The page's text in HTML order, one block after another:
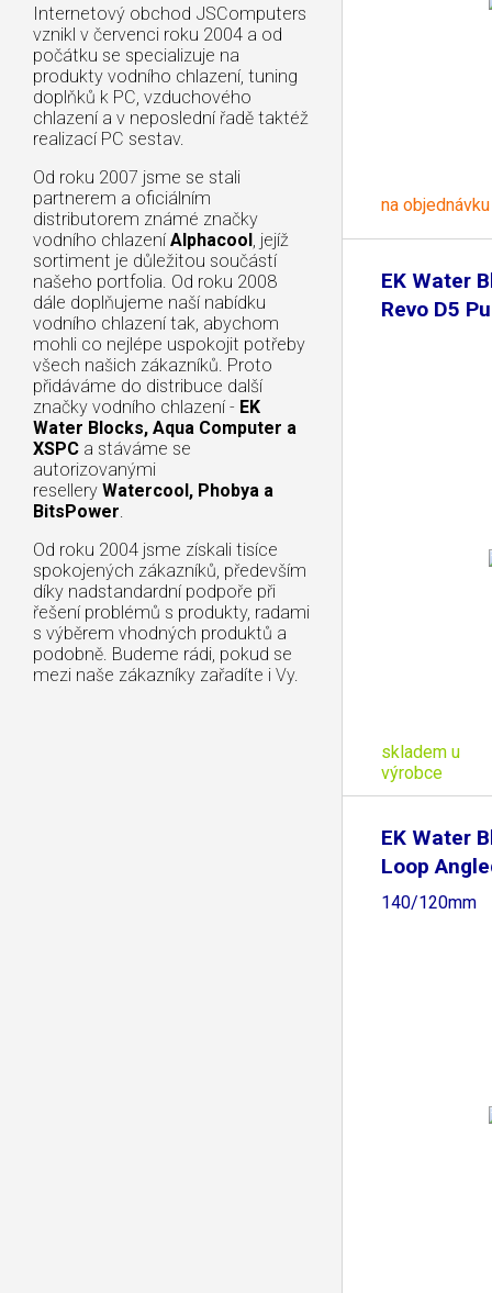
Internetový obchod JSComputers
vznikl v červenci roku 2004 a od
počátku se specializuje na
produkty vodního chlazení, tuning
doplňků k PC, vzduchového
chlazení a v neposlední řadě taktéž
realizací PC sestav.
Od roku 2007 jsme se stali
partnerem a oficiálním
distributorem známé značky
vodního chlazení Alphacool, jejíž
sortiment je důležitou součástí
našeho portfolia. Od roku 2008
dále doplňujeme naší nabídku
vodního chlazení tak, abychom
mohli co nejlépe uspokojit potřeby
všech našich zákazníků. Proto
přidáváme do distribuce další
značky vodního chlazení - EK
Water Blocks, Aqua Computer a
XSPC a stáváme se
autorizovanými
resellery Watercool, Phobya a
BitsPower.
Od roku 2004 jsme získali tisíce
spokojených zákazníků, především
díky nadstandardní podpoře při
řešení problémů s produkty, radami
s výběrem vhodných produktů a
podobně. Budeme rádi, pokud se
mezi naše zákazníky zařadíte i Vy.
na objednávku
EK Water
Revo D5
skladem u
výrobce
EK Water
Loop
140/120mm